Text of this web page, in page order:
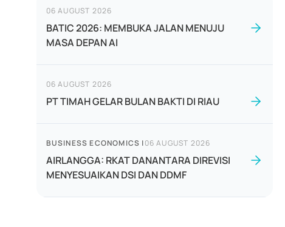
06 AUGUST 2026
BATIC 2026: MEMBUKA JALAN MENUJU
MASA DEPAN AI
06 AUGUST 2026
PT TIMAH GELAR BULAN BAKTI DI RIAU
BUSINESS ECONOMICS |06 AUGUST 2026
AIRLANGGA: RKAT DANANTARA DIREVISI
MENYESUAIKAN DSI DAN DDMF